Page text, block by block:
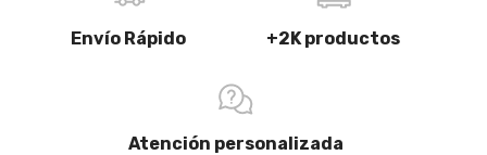
Envío Rápido +2K productos
Atención personalizada